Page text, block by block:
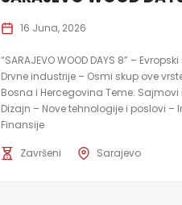
16 Juna, 2026
“SARAJEVO WOOD DAYS 8” –
Drvne industrije – Osmi skup ove
Bosna i Hercegovina Teme: Sajmovi
Dizajn – Nove tehnologije i poslovi –
Finansije
Završeni Sarajevo